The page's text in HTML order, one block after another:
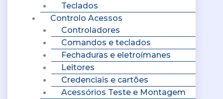
Teclados
Controlo Acessos
Controladores
Comandos e teclados
Fechaduras e eletroímanes
Leitores
Credenciais e cartões
Acessórios Teste e Montagem